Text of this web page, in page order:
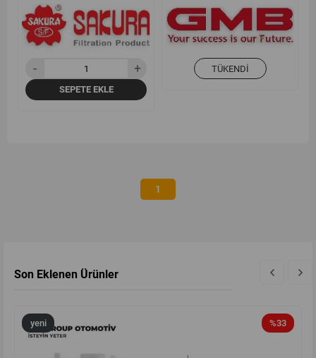
SEPETE EKLE
TÜKENDI
1
Son Eklenen Ürünler
%33
yeni